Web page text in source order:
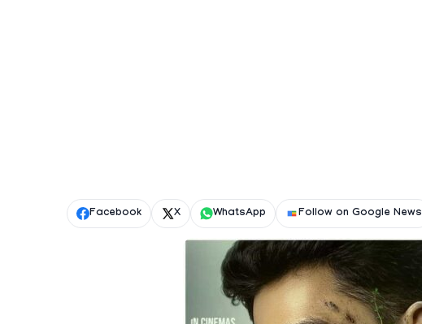
Facebook X WhatsApp Follow on Google News